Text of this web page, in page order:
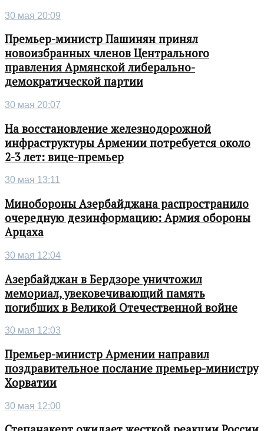
30 мая 20:09
Премьер-министр Пашинян принял
новоизбранных членов Центрального
правления Армянской либерально-
демократической партии
30 мая 20:07
На восстановление железнодорожной
инфраструктуры Армении потребуется около
2-3 лет: вице-премьер
30 мая 13:11
Минобороны Азербайджана распространило
очередную дезинформацию: Армия обороны
Арцаха
30 мая 12:04
Азербайджан в Бердзоре уничтожил
мемориал, увековечивающий память
погибших в Великой Отечественной войне
30 мая 12:03
Премьер-министр Армении направил
поздравительное послание премьер-министру
Хорватии
30 мая 12:00